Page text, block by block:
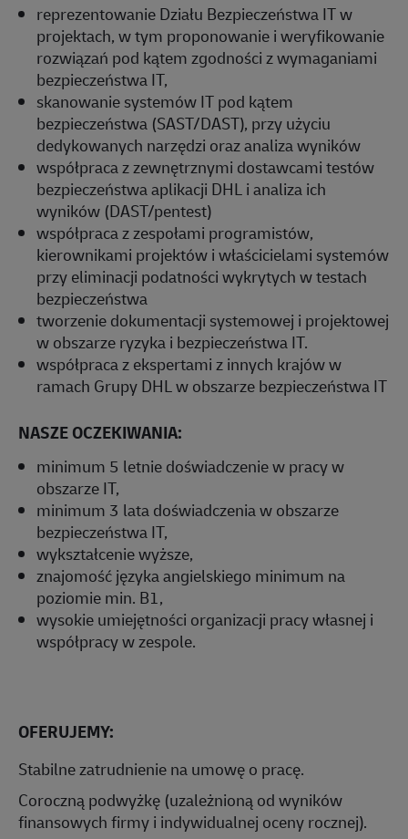
reprezentowanie Działu Bezpieczeństwa IT w
projektach, w tym proponowanie i weryfikowanie
rozwiązań pod kątem zgodności z wymaganiami
bezpieczeństwa IT,
skanowanie systemów IT pod kątem
bezpieczeństwa (SAST/DAST), przy użyciu
dedykowanych narzędzi oraz analiza wyników
współpraca z zewnętrznymi dostawcami testów
bezpieczeństwa aplikacji DHL i analiza ich
wyników (DAST/pentest)
współpraca z zespołami programistów,
kierownikami projektów i właścicielami systemów
przy eliminacji podatności wykrytych w testach
bezpieczeństwa
tworzenie dokumentacji systemowej i projektowej
w obszarze ryzyka i bezpieczeństwa IT.
współpraca z ekspertami z innych krajów w
ramach Grupy DHL w obszarze bezpieczeństwa IT
NASZE OCZEKIWANIA:
minimum 5 letnie doświadczenie w pracy w
obszarze IT,
minimum 3 lata doświadczenia w obszarze
bezpieczeństwa IT,
wykształcenie wyższe,
znajomość języka angielskiego minimum na
poziomie min. B1,
wysokie umiejętności organizacji pracy własnej i
współpracy w zespole.
OFERUJEMY:
Stabilne zatrudnienie na umowę o pracę.
Coroczną podwyżkę (uzależnioną od wyników
finansowych firmy i indywidualnej oceny rocznej).